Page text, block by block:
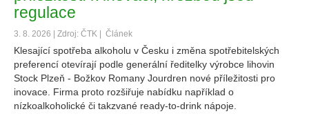
regulace
3. 8. 2026 | Zdroj: ČTK | Článek
Klesající spotřeba alkoholu v Česku i změna spotřebitelských
preferencí otevírají podle generální ředitelky výrobce lihovin
Stock Plzeň - Božkov Romany Jourdren nové příležitosti pro
inovace. Firma proto rozšiřuje nabídku například o
nízkoalkoholické či takzvané ready-to-drink nápoje.